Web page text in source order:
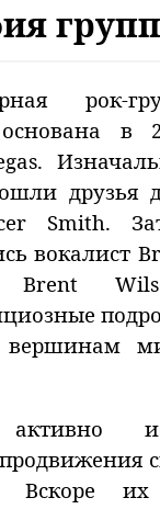
рок-
в
друзья
Smith.
вокалист
Brent
Вскоре их